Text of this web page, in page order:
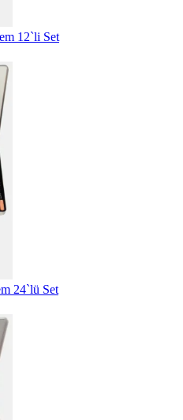
12`li Set
24`lü Set